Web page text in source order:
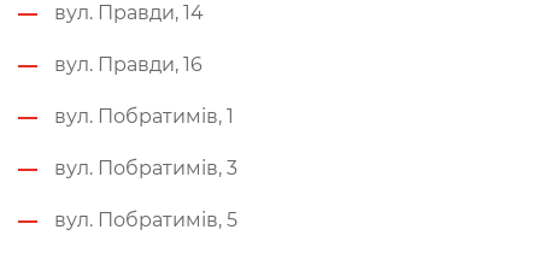
вул. Правди, 14
вул. Правди, 16
вул. Побратимів, 1
вул. Побратимів, 3
вул. Побратимів, 5